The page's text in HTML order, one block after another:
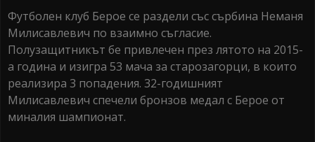
Футболен клуб Берое се раздели със сърбина Неманя
Милисавлевич по взаимно съгласие.
Полузащитникът бе привлечен през лятото на 2015-
а година и изигра 53 мача за старозагорци, в които
реaлизира 3 попадения. 32-годишният
Милисавлевич спечели бронзов медал с Берое от
миналия шампионат.